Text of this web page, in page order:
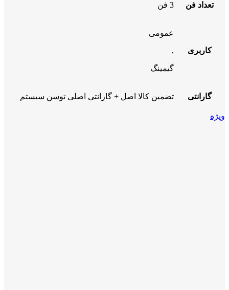
تعداد فن 3 فن
کاربری
عمومی
,
گیمینگ
گارانتی تضمین کالا اصل + گارانتی اصلی توسن سیستم
ویژه